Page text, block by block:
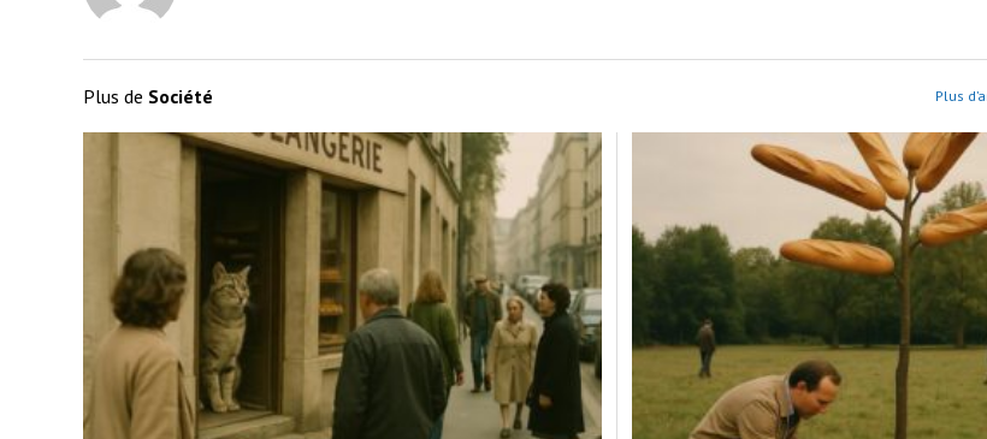
Plus de Société Plus